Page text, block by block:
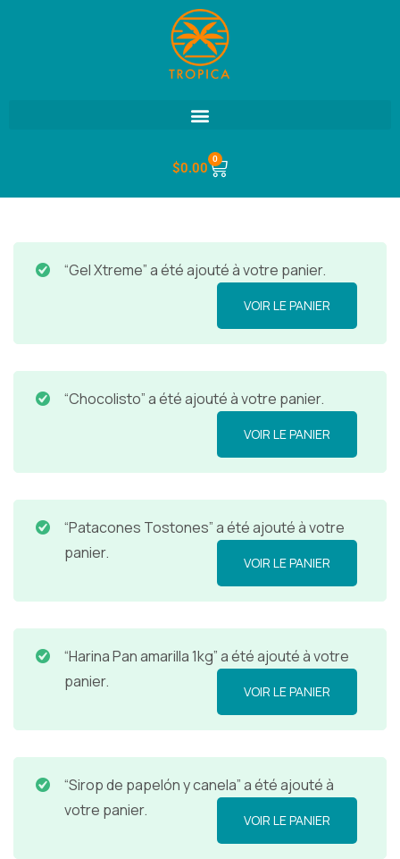
$0.00
0
“Gel Xtreme” a été ajouté à votre panier.
VOIR LE PANIER
“Chocolisto” a été ajouté à votre panier.
VOIR LE PANIER
“Patacones Tostones” a été ajouté à votre
panier.
VOIR LE PANIER
“Harina Pan amarilla 1kg” a été ajouté à votre
panier.
VOIR LE PANIER
“Sirop de papelón y canela” a été ajouté à
votre panier.
VOIR LE PANIER